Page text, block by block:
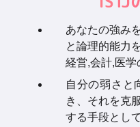
あなたの強み
と論理的能力
経営,会計,医学
自分の弱さと
き、それを克
する手段とし